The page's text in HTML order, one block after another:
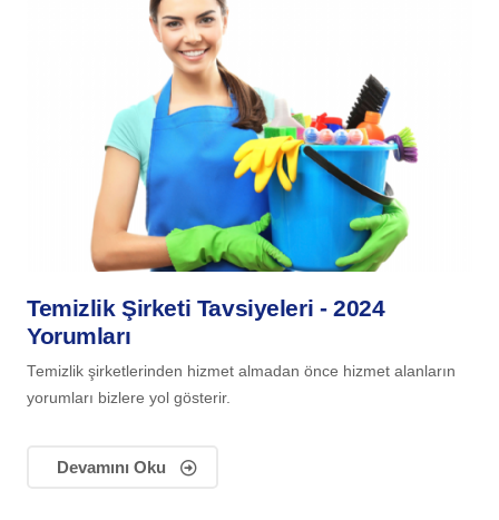
Temizlik Şirketi Tavsiyeleri - 2024
Yorumları
Temizlik şirketlerinden hizmet almadan önce hizmet alanların
yorumları bizlere yol gösterir.
Devamını Oku